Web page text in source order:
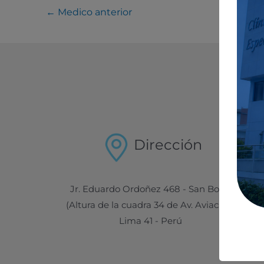
← Medico anterior
Dirección
Jr. Eduardo Ordoñez 468 - San Borja
(Altura de la cuadra 34 de Av. Aviación)
Lima 41 - Perú